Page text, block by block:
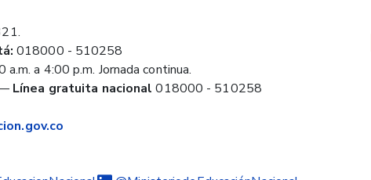
018000 - 510258
a 4:00 p.m. Jornada continua.
Línea gratuita nacional 018000 - 510258